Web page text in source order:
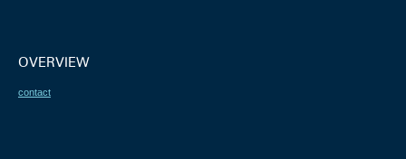
OVERVIEW
contact